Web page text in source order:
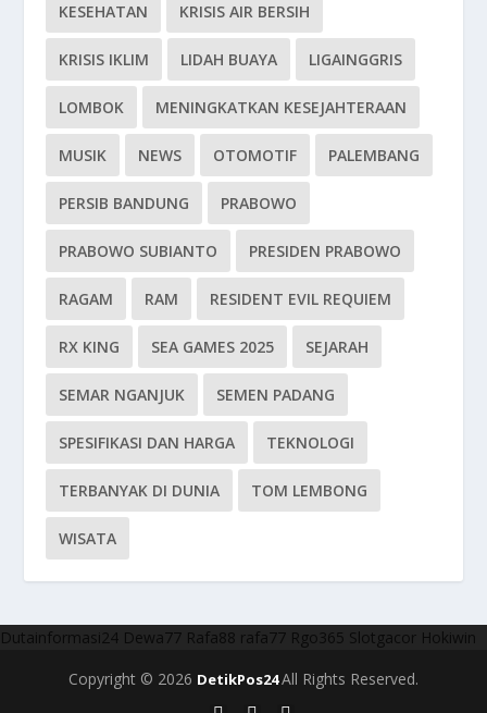
KESEHATAN KRISIS AIR BERSIH
KRISIS IKLIM LIDAH BUAYA LIGAINGGRIS
LOMBOK MENINGKATKAN KESEJAHTERAAN
MUSIK NEWS OTOMOTIF PALEMBANG
PERSIB BANDUNG PRABOWO
PRABOWO SUBIANTO PRESIDEN PRABOWO
RAGAM RAM RESIDENT EVIL REQUIEM
RX KING SEA GAMES 2025 SEJARAH
SEMAR NGANJUK SEMEN PADANG
SPESIFIKASI DAN HARGA TEKNOLOGI
TERBANYAK DI DUNIA TOM LEMBONG
WISATA
Dutainformasi24 Dewa77 Rafa88 rafa77 Rgo365 Slotgacor Hokiwin
Copyright © 2026 DetikPos24All Rights Reserved.